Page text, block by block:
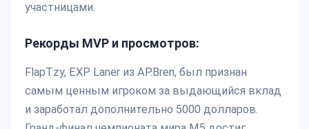
участницами.
Рекорды MVP и просмотров:
FlapTzy, EXP Laner из AP.Bren, был признан
самым ценным игроком за выдающийся вклад
и заработал дополнительно 5000 долларов.